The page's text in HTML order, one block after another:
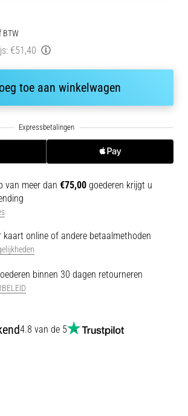
BTW
€51,40
toe aan winkelwagen
van meer dan €75,00 goederen krijgt u
kaart online of andere betaalmethoden
binnen 30 dagen retourneren
4.8 van de 5